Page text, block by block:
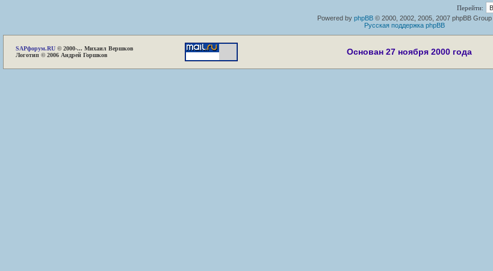
Перейти:
Powered by phpBB © 2000, 2002, 2005, 2007 phpBB Group
Русская поддержка phpBB
SAPфорум.RU © 2000-... Михаил Вершков
Логотип © 2006 Андрей Горшков
Основан 27 ноября 2000 года